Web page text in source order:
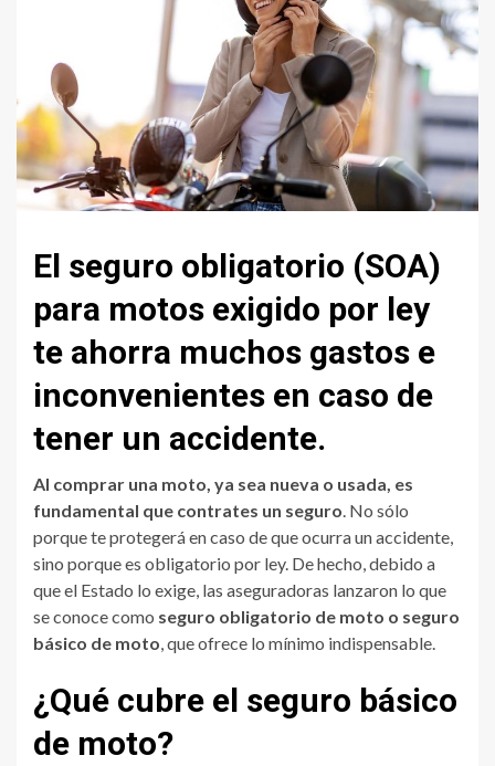
El seguro obligatorio (SOA)
para motos exigido por ley
te ahorra muchos gastos e
inconvenientes en caso de
tener un accidente.
Al comprar una moto, ya sea nueva o usada, es
fundamental que contrates un seguro. No sólo
porque te protegerá en caso de que ocurra un accidente,
sino porque es obligatorio por ley. De hecho, debido a
que el Estado lo exige, las aseguradoras lanzaron lo que
se conoce como seguro obligatorio de moto o seguro
básico de moto, que ofrece lo mínimo indispensable.
¿Qué cubre el seguro básico
de moto?